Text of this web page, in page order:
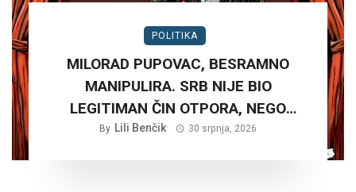
POLITIKA
MILORAD PUPOVAC, BESRAMNO
MANIPULIRA. SRB NIJE BIO
LEGITIMAN ČIN OTPORA, NEGO
PLANSKA ČETNIČKA AGRESIJA SA
By Lili Benčik 30 srpnja, 2026